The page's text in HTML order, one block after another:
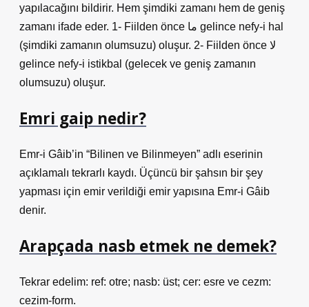
yapılacağını bildirir. Hem şimdiki zamanı hem de geniş
zamanı ifade eder. 1- Fiilden önce ما gelince nefy-i hal
(şimdiki zamanın olumsuzu) oluşur. 2- Fiilden önce لا
gelince nefy-i istikbal (gelecek ve geniş zamanın
olumsuzu) oluşur.
Emri gaip nedir?
Emr-i Gâib’in “Bilinen ve Bilinmeyen” adlı eserinin
açıklamalı tekrarlı kaydı. Üçüncü bir şahsın bir şey
yapması için emir verildiği emir yapısına Emr-i Gâib
denir.
Arapçada nasb etmek ne demek?
Tekrar edelim: ref: otre; nasb: üst; cer: esre ve cezm:
cezim-form.